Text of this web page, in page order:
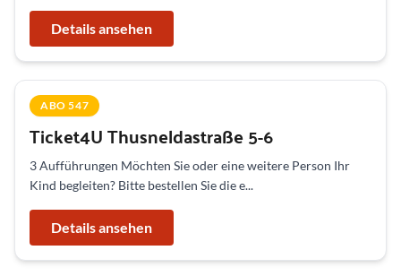
Details ansehen
ABO 547
Ticket4U Thusneldastraße 5-6
3 Aufführungen Möchten Sie oder eine weitere Person Ihr
Kind begleiten? Bitte bestellen Sie die e...
Details ansehen